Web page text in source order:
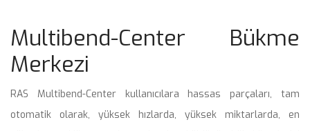
Multibend-Center Bükme
Merkezi
RAS Multibend-Center kullanıcılara hassas parçaları, tam
otomatik olarak, yüksek hızlarda, yüksek miktarlarda, en